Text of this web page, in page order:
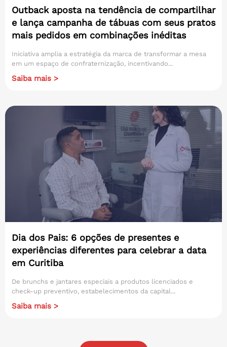
Outback aposta na tendência de compartilhar
e lança campanha de tábuas com seus pratos
mais pedidos em combinações inéditas
Iniciativa amplia a estratégia da marca de transformar a mesa
em um espaço de confraternização, incentivando...
Saiba mais >
Dia dos Pais: 6 opções de presentes e
experiências diferentes para celebrar a data
em Curitiba
De brunchs e jantares especiais a produtos licenciados e
check-up preventivo, estabelecimentos da capital...
Saiba mais >